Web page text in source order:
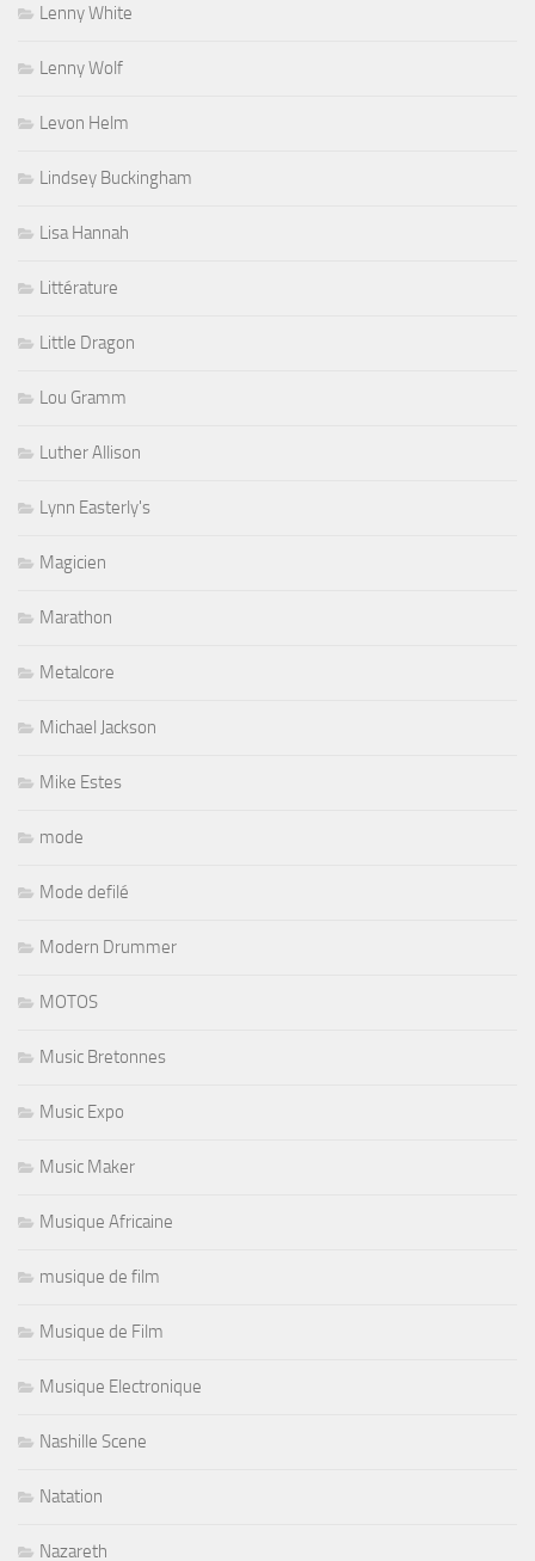
Lenny White
Lenny Wolf
Levon Helm
Lindsey Buckingham
Lisa Hannah
Littérature
Little Dragon
Lou Gramm
Luther Allison
Lynn Easterly's
Magicien
Marathon
Metalcore
Michael Jackson
Mike Estes
mode
Mode defilé
Modern Drummer
MOTOS
Music Bretonnes
Music Expo
Music Maker
Musique Africaine
musique de film
Musique de Film
Musique Electronique
Nashille Scene
Natation
Nazareth